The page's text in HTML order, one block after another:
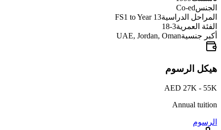
الجنسCo-ed
المراحل الدراسيةFS1 to Year 13
الفئة العمرية3-18
أكبر جنسيةUAE, Jordan, Oman
هيكل الرسوم
AED 27K - 55K
Annual tuition
الرسوم